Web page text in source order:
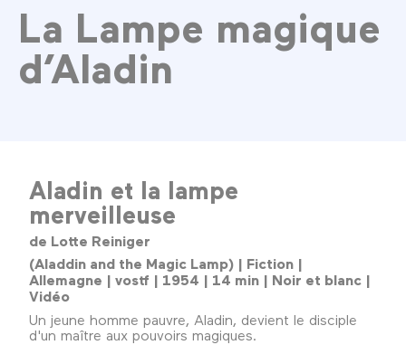
La Lampe magique
d’Aladin
Aladin et la lampe
merveilleuse
de Lotte Reiniger
(Aladdin and the Magic Lamp) | Fiction |
Allemagne | vostf | 1954 | 14 min | Noir et blanc |
Vidéo
Un jeune homme pauvre, Aladin, devient le disciple
d'un maître aux pouvoirs magiques.